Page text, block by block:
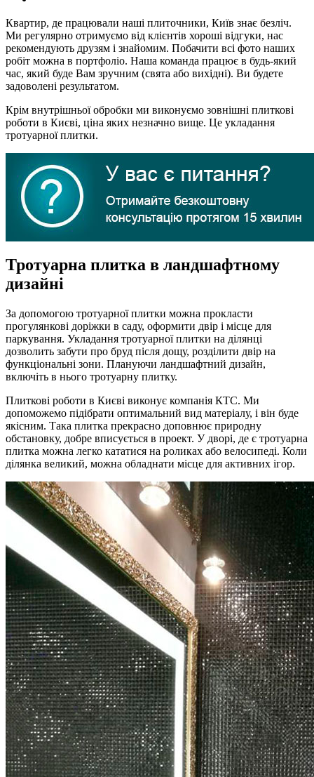
Квартир, де працювали наші плиточники, Київ знає безліч.
Ми регулярно отримуємо від клієнтів хороші відгуки, нас
рекомендують друзям і знайомим. Побачити всі фото наших
робіт можна в портфоліо. Наша команда працює в будь-який
час, який буде Вам зручним (свята або вихідні). Ви будете
задоволені результатом.
Крім внутрішньої обробки ми виконуємо зовнішні плиткові
роботи в Києві, ціна яких незначно вище. Це укладання
тротуарної плитки.
Тротуарна плитка в ландшафтному
дизайні
За допомогою тротуарної плитки можна прокласти
прогулянкові доріжки в саду, оформити двір і місце для
паркування. Укладання тротуарної плитки на ділянці
дозволить забути про бруд після дощу, розділити двір на
функціональні зони. Плануючи ландшафтний дизайн,
включіть в нього тротуарну плитку.
Плиткові роботи в Києві виконує компанія КТС. Ми
допоможемо підібрати оптимальний вид матеріалу, і він буде
якісним. Така плитка прекрасно доповнює природну
обстановку, добре вписується в проект. У дворі, де є тротуарна
плитка можна легко кататися на роликах або велосипеді. Коли
ділянка великий, можна обладнати місце для активних ігор.